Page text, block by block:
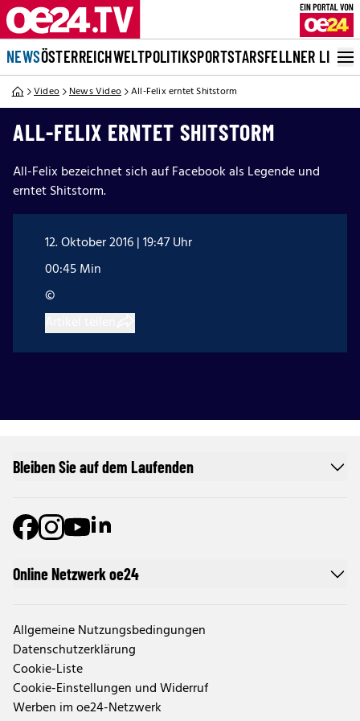
NEWSÖSTERREICHWELTPOLITIKSPORTSTARSFELLNER LIVE
Video News Video All-Felix erntet Shitstorm
ALL-FELIX ERNTET SHITSTORM
All-Felix bezeichnet sich auf Facebook als Legende und
erntet Shitstorm.
12. Oktober 2016 | 19:47 Uhr
00:45 Min
©
Online Netzwerk oe24
Allgemeine Nutzungsbedingungen
Datenschutzerklärung
Cookie-Liste
Cookie-Einstellungen und Widerruf
Werben im oe24-Netzwerk
Bleiben Sie auf dem Laufenden